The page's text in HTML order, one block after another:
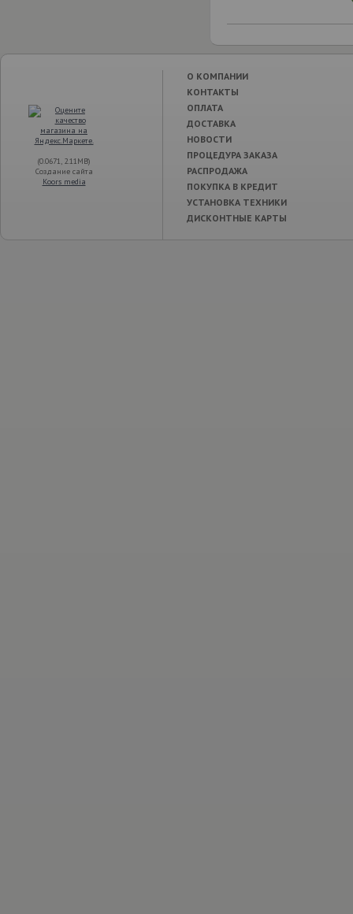
(0.0671, 2.11MB)
Создание сайта
Koors media
О КОМПАНИИ
КОНТАКТЫ
ОПЛАТА
ДОСТАВКА
НОВОСТИ
ПРОЦЕДУРА ЗАКАЗА
РАСПРОДАЖА
ПОКУПКА В КРЕДИТ
УСТАНОВКА ТЕХНИКИ
ДИСКОНТНЫЕ КАРТЫ